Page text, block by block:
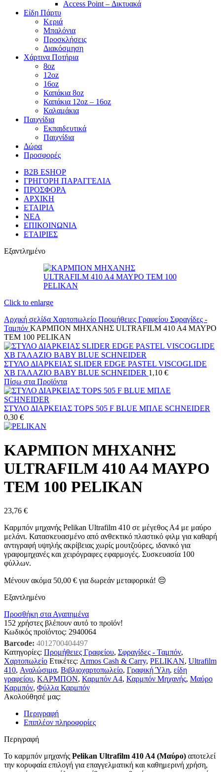
Access Point – Δικτυακά
Είδη Πάρτυ
Κεριά
Μπαλόνια
Προσκλήσεις
Διακόσμηση
Χάρτινα Ποτήρια
8oz
12oz
16oz
Καπάκια 8oz
Καπάκια 12oz – 16oz
Καλαμάκια
Παιχνίδια
Εκπαιδευτικά
Παιχνίδια
Δώρα
Προσφορές
B2B ESHOP
ΓΡΗΓΟΡΗ ΠΑΡΑΓΓΕΛΙΑ
ΠΡΟΣΦΟΡΑ
ΑΡΧΙΚΗ
ΕΤΑΙΡΙΑ
ΝΕΑ
ΕΠΙΚΟΙΝΩΝΙΑ
ΕΤΑΙΡΙΕΣ
Εξαντλημένο
Click to enlarge
Αρχική σελίδα Χαρτοπωλείο Προμήθειες Γραφείου Σφραγίδες -
Ταμπόν ΚΑΡΜΠΟΝ ΜΗΧΑΝΗΣ ULTRAFILM 410 A4 ΜΑΥΡΟ
ΤΕΜ 100 PELIKAN
ΣΤΥΛΟ ΔΙΑΡΚΕΙΑΣ SLIDER EDGE PASTEL VISCOGLIDE
XB ΓΑΛΑΖΙΟ BABY BLUE SCHNEIDER 1,10 €
Πίσω στα Προϊόντα
ΣΤΥΛΟ ΔΙΑΡΚΕΙΑΣ TOPS 505 F BLUE ΜΠΛΕ SCHNEIDER
0,30 €
ΚΑΡΜΠΟΝ ΜΗΧΑΝΗΣ
ULTRAFILM 410 A4 ΜΑΥΡΟ
ΤΕΜ 100 PELIKAN
23,76 €
Καρμπόν μηχανής Pelikan Ultrafilm 410 σε μέγεθος Α4 με μαύρο
μελάνι. Κατασκευασμένο από ανθεκτικό πλαστικό φιλμ για καθαρή
αντιγραφή υψηλής ακρίβειας χωρίς μουτζούρες, ιδανικό για
γραφομηχανές και χειρόγραφες εφαρμογές. Συσκευασία 100
φύλλων.
Μένουν ακόμα 50,00 € για δωρεάν μεταφορικά! 😔
Εξαντλημένο
Προσθήκη στα Αγαπημένα
152 χρήστες βλέπουν αυτό το προϊόν!
Κωδικός προϊόντος: 2940064
Barcode: 4012700404497
Κατηγορίες: Προμήθειες Γραφείου, Σφραγίδες - Ταμπόν,
Χαρτοπωλείο Ετικέτες: Armos Cash & Carry, PELIKAN, Ultrafilm
410, Αναλώσιμα, Βιβλιοχαρτοπωλείο, Γραφική Ύλη, είδη
γραφείου, ΚΑΡΜΠΟΝ, Καρμπόν Α4, Καρμπόν Μηχανής, Μαύρο
Καρμπόν, Φύλλα Καρμπόν
Ακολούθησέ μας:
Περιγραφή
Επιπλέον πληροφορίες
Περιγραφή
Το καρμπόν μηχανής Pelikan Ultrafilm 410 A4 (Μαύρο) αποτελεί
την κορυφαία επιλογή για επαγγελματική και καθημερινή χρήση,